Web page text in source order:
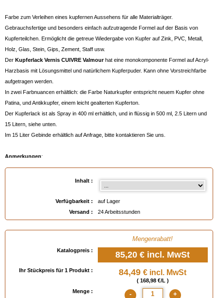
Farbe zum Verleihen eines kupfernen Aussehens für alle Materialträger.
Gebrauchsfertige und besonders einfach aufzutragende Formel auf der Basis von
Kupferteilchen. Ermöglicht die getreue Wiedergabe von Kupfer auf Zink, PVC, Metall,
Holz, Glas, Stein, Gips, Zement, Staff usw.
Der Kupferlack Vernis CUIVRE Valmourhat eine monokomponente Formel auf Acryl-
Harzbasis mit Lösungsmittel und natürlichem Kupferpuder. Kann ohne Vorstreichfarbe
aufgetragen werden.
In zwei Farbnuancen erhältlich: die Farbe Naturkupfer entspricht neuem Kupfer ohne
Patina, und Antikkupfer, einem leicht gealterten Kupferton.
Der Kupferlack ist als Spray in 400 ml erhältlich, und in flüssig in 500 ml, 2.5 Litern und
15 Litern, siehe unten.
Im 15 Liter Gebinde erhältlich auf Anfrage, bitte kontaktieren Sie uns.
Anmerkungen:
- Auf eisenhaltigem Metall vorherRostumwandler STOP ROST Valmourauftragen.
oder einer Farbpistole aufgetragen werden, Verdünnung mit
(10-15% Niederdruck und 20% Luftless-Düse1.4 bis 1.6
- Dieser Lack erhält wie Kupfer mit der Zeit eine Patina, aber oxidiert nicht.
- Wird in einer einzigen dicken Schicht aufgetragen.
- Verbrauch 6 m²/Liter , das entspricht ca. 15 Linearmeter Regenrinne pro 500 ml
- Viskosität 20 bis 25 Sekunden im 4-mm-Fordschnitt
- Für 15 l Gebinde bitteuns kontaktieren
POLYDILUANT Valmour
Inhalt :
Verfügbarkeit :
auf Lager
Versand :
24 Arbeitsstunden
Mengenrabatt!
Katalogpreis : 85,20 € incl. MwSt
Ihr Stückpreis für 1 Produkt : 84,49 € incl. MwSt
( 168,98 €/L )
Menge :
- +